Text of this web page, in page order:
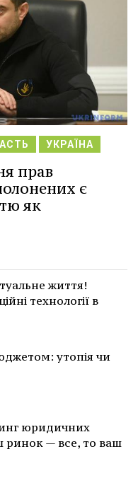
УКРАЇНА
прав
є
як
життя!
технології в
утопія чи
юридичних
ринок — все, то ваш